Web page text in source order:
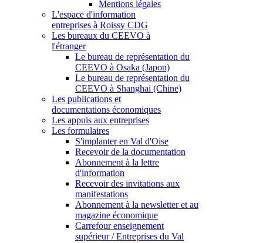
Mentions légales
L'espace d'information
entreprises à Roissy CDG
Les bureaux du CEEVO à
l'étranger
Le bureau de représentation du
CEEVO à Osaka (Japon)
Le bureau de représentation du
CEEVO à Shanghai (Chine)
Les publications et
documentations économiques
Les appuis aux entreprises
Les formulaires
S'implanter en Val d'Oise
Recevoir de la documentation
Abonnement à la lettre
d'information
Recevoir des invitations aux
manifestations
Abonnement à la newsletter et au
magazine économique
Carrefour enseignement
supérieur / Entreprises du Val